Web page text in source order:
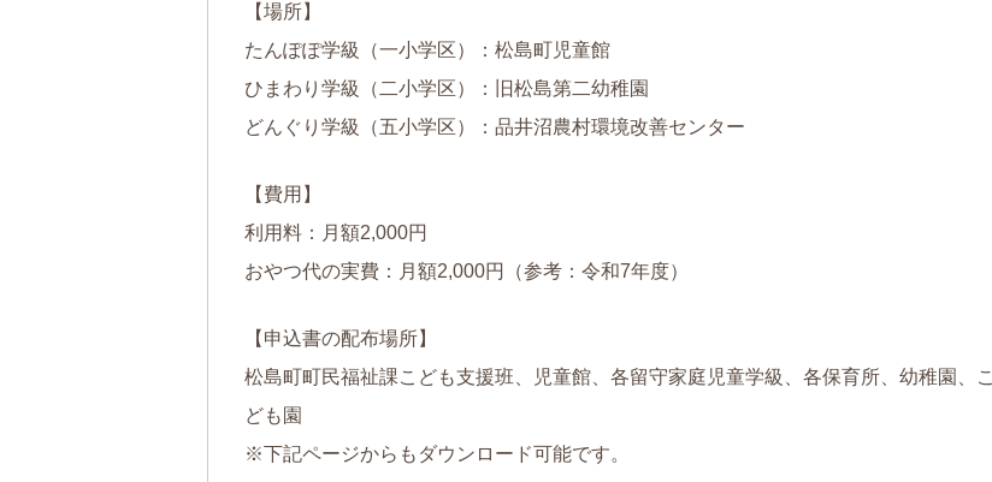
【場所】
たんぽぽ学級（一小学区）：松島町児童館
ひまわり学級（二小学区）：旧松島第二幼稚園
どんぐり学級（五小学区）：品井沼農村環境改善センター
【費用】
利用料：月額2,000円
おやつ代の実費：月額2,000円（参考：令和7年度）
【申込書の配布場所】
松島町町民福祉課こども支援班、児童館、各留守家庭児童学級、各保育所、幼稚園、こ
ども園
※下記ページからもダウンロード可能です。